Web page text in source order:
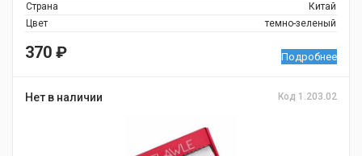
Страна
Китай
Цвет
темно-зеленый
370 ₽ Подробнее
Нет в наличии Код 1.203.02